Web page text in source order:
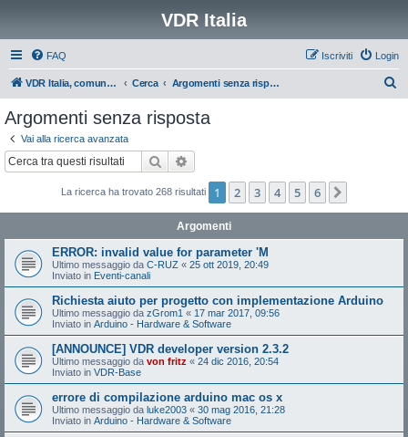
VDR Italia
FAQ Login
Iscriviti
VDR Italia, comunità italiana utilizzatori VDR Cerca Argomenti senza risposta
Argomenti senza risposta
Vai alla ricerca avanzata
Cerca
La ricerca ha trovato 268 risultati 1 2 3 4 5 6
Argomenti
ERROR: invalid value for parameter 'M
Ultimo messaggio da C-RUZ « 25 ott 2019, 20:49
Inviato in Eventi-canali
Richiesta aiuto per progetto con implementazione Arduino
Ultimo messaggio da zGrom1 « 17 mar 2017, 09:56
Inviato in Arduino - Hardware & Software
[ANNOUNCE] VDR developer version 2.3.2
Ultimo messaggio da von fritz « 24 dic 2016, 20:54
Inviato in VDR-Base
errore di compilazione arduino mac os x
Ultimo messaggio da luke2003 « 30 mag 2016, 21:28
Inviato in Arduino - Hardware & Software